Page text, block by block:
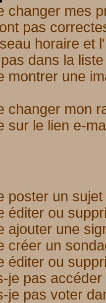
changer mes
pas
horaire et
dans la
montrer une
changer mon
sur le lien e-
poster un
éditer ou
ajouter une
créer un
éditer ou
je pas
je pas voter